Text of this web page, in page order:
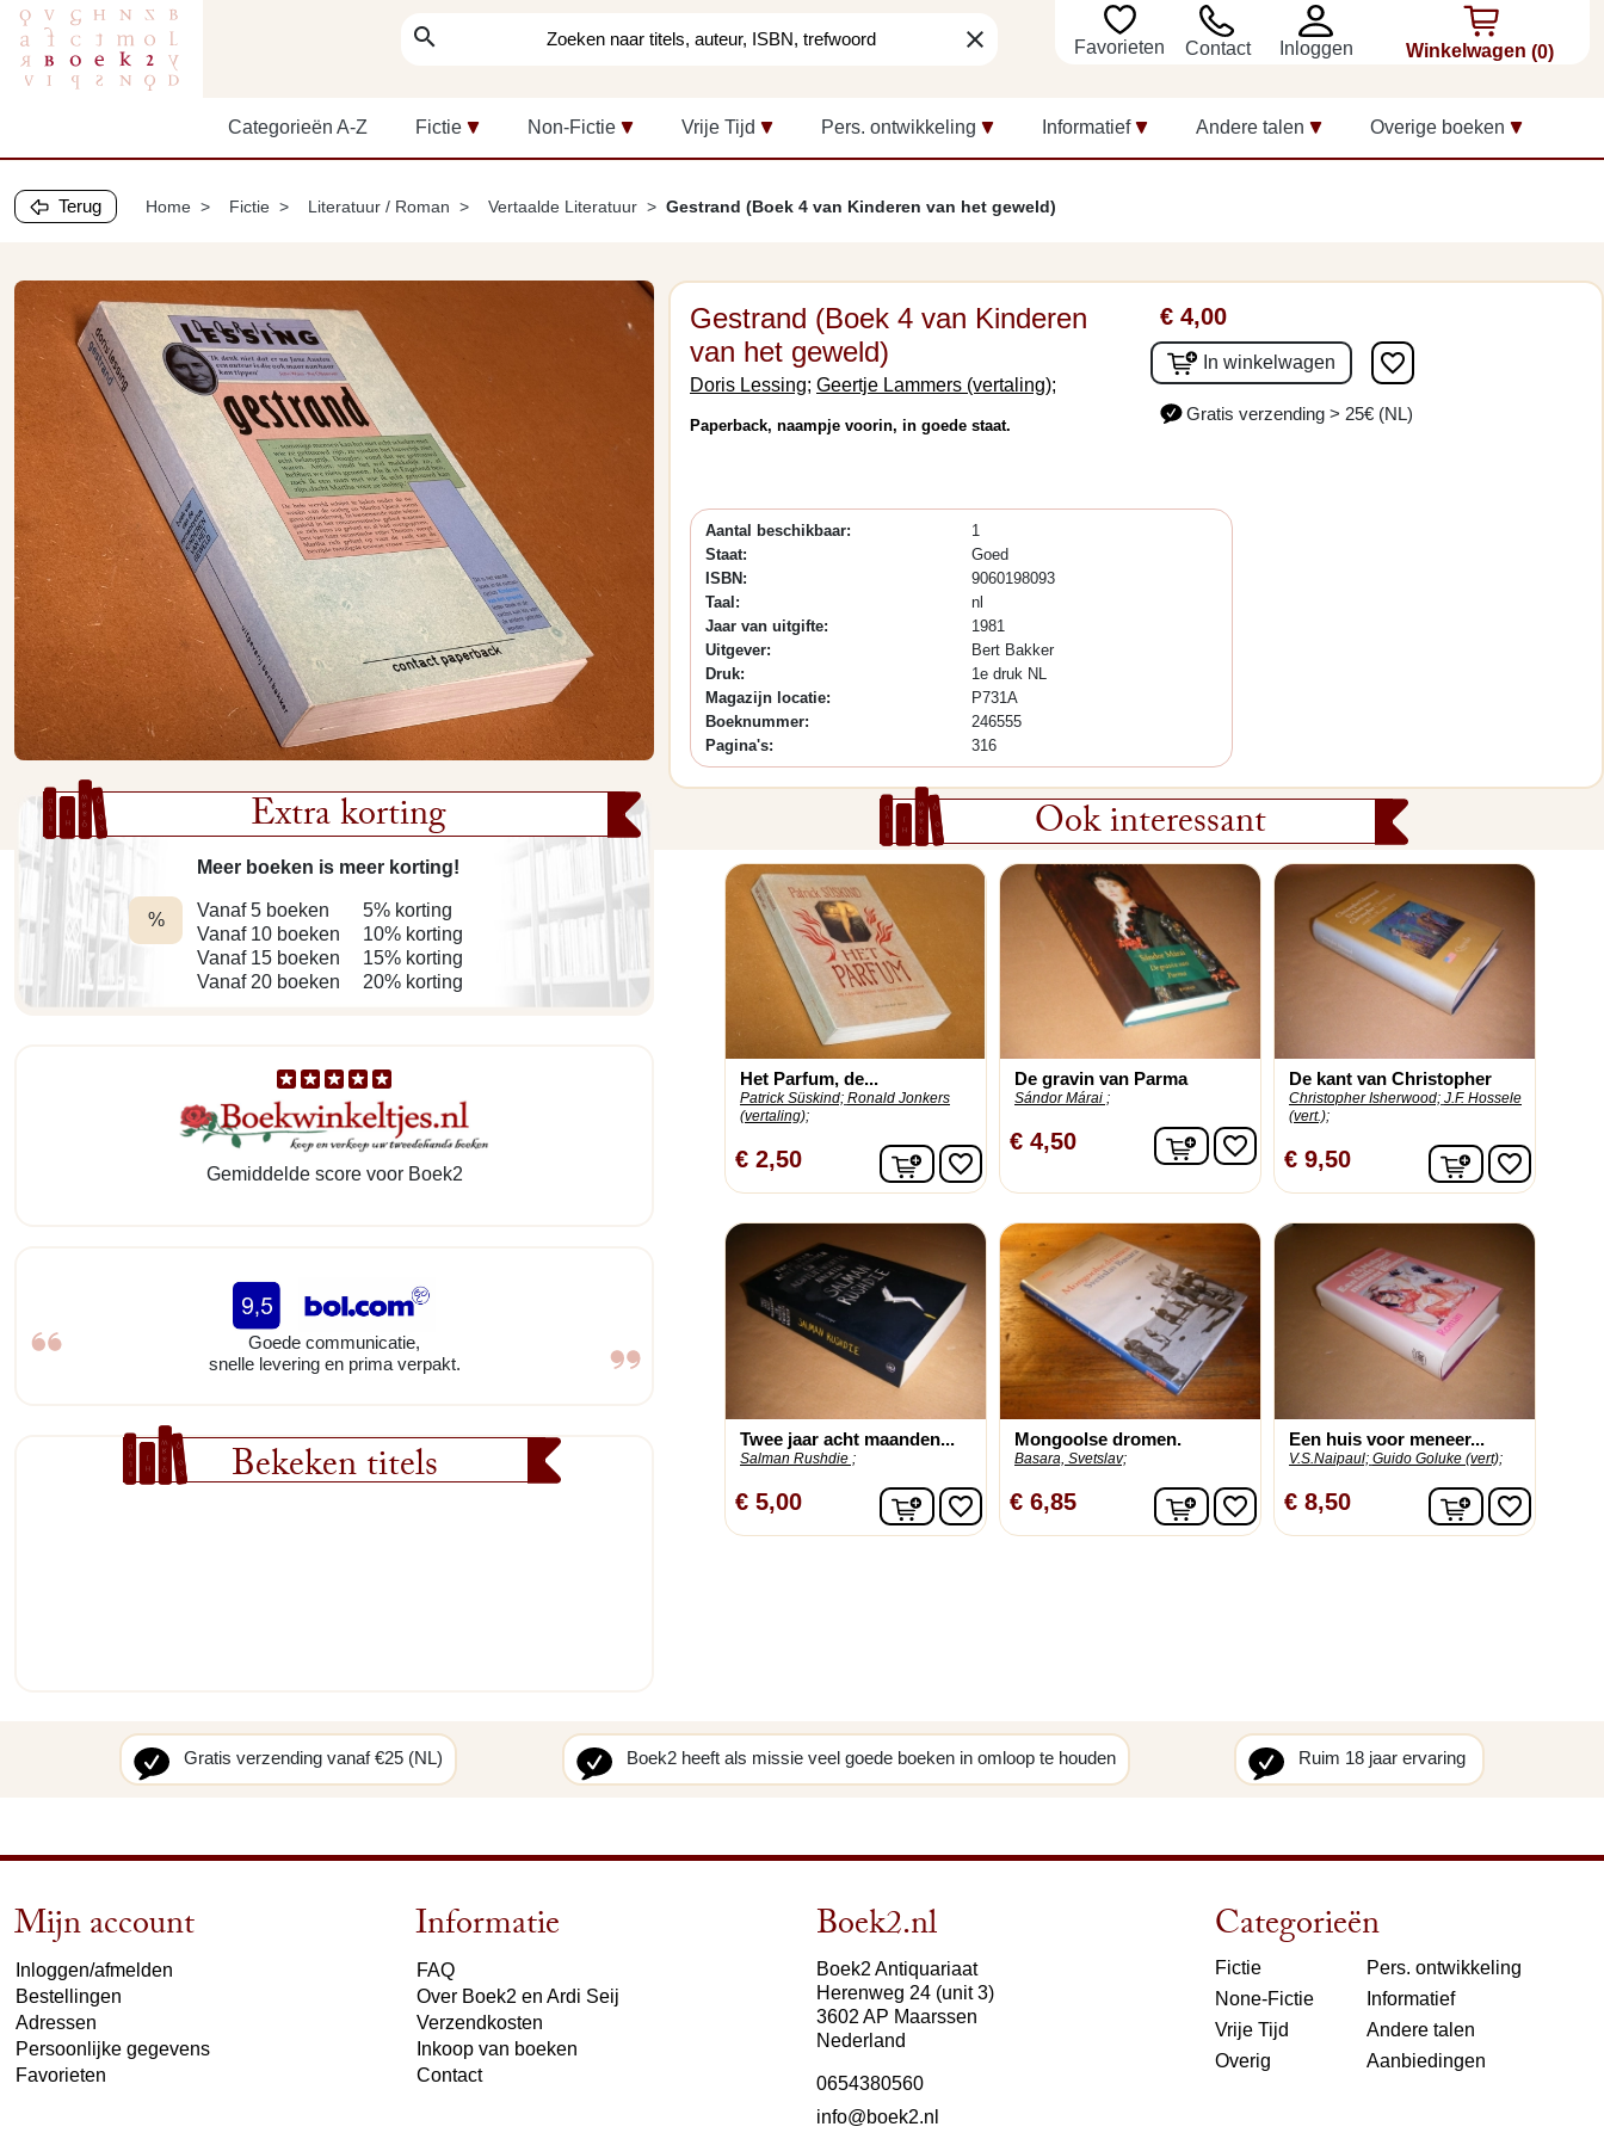
search clear Favorieten Contact Inloggen Winkelwagen (0)
Categorieën A-Z Fictie Non-Fictie Vrije Tijd Pers. ontwikkeling Informatief Andere talen Overige boeken
Terug Home Fictie Literatuur / Roman Vertaalde Literatuur Gestrand (Boek 4 van Kinderen van het geweld)
Gestrand (Boek 4 van Kinderen
van het geweld)
Doris Lessing; Geertje Lammers (vertaling);
Paperback, naampje voorin, in goede staat.
€ 4,00
In winkelwagen favorite_border
Gratis verzending > 25€ (NL)
Aantal beschikbaar:
1
Staat:
Goed
ISBN:
9060198093
Taal:
nl
Jaar van uitgifte:
1981
Uitgever:
Bert Bakker
Druk:
1e druk NL
Magazijn locatie:
P731A
Boeknummer:
246555
Pagina's:
316
Extra korting
%
Meer boeken is meer korting!
Vanaf 5 boeken
Vanaf 10 boeken
Vanaf 15 boeken
Vanaf 20 boeken
5% korting
10% korting
15% korting
20% korting
Gemiddelde score voor Boek2
Goede communicatie,
snelle levering en prima verpakt.
Bekeken titels
Ook interessant
Het Parfum, de...
Patrick Süskind; Ronald Jonkers
(vertaling);
€ 2,50 In winkelwagen
favorite_border
De gravin van Parma
Sándor Márai ;
€ 4,50 In winkelwagen
favorite_border
De kant van Christopher
Christopher Isherwood; J.F. Hossele
(vert.);
€ 9,50 Infavorite_border
Twee jaar acht maanden...
Salman Rushdie ;
€ 5,00 In winkelwagen
favorite_border
Mongoolse dromen.
Basara, Svetslav;
€ 6,85 In winkelwagen
favorite_border
Een huis voor meneer...
V.S.Naipaul; Guido Goluke (vert);
€ 8,50 Infavorite_border
Gratis verzending vanaf €25 (NL) Boek2 heeft als missie veel goede boeken in omloop te houden Ruim 18 jaar ervaring
Mijn account
Inloggen/afmelden
Bestellingen
Adressen
Persoonlijke gegevens
Favorieten
Informatie
FAQ
Over Boek2 en Ardi Seij
Verzendkosten
Inkoop van boeken
Contact
Boek2.nl
Boek2 Antiquariaat
Herenweg 24 (unit 3)
3602 AP Maarssen
Nederland
0654380560
info@boek2.nl
Categorieën
Fictie
None-Fictie
Vrije Tijd
Overig
Pers. ontwikkeling
Informatief
Andere talen
Aanbiedingen